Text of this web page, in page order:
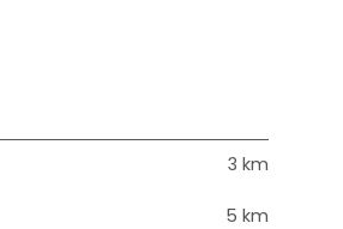
3 km
5 km